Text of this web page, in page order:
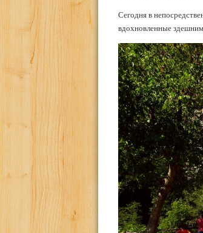
Сегодня в
вдохновленные